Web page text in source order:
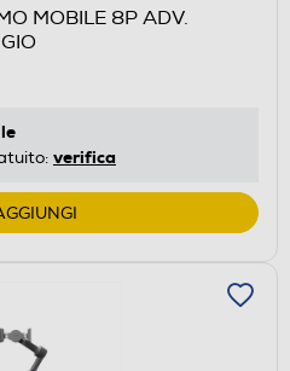
MOBILE 8P ADV.
verifica